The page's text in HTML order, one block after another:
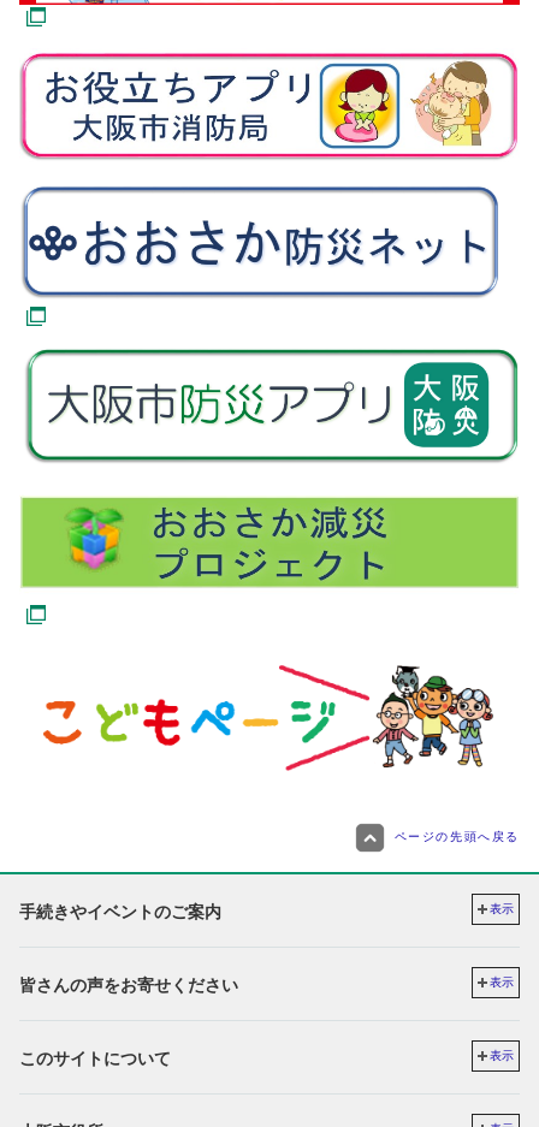
ページの先頭へ戻る
手続きやイベントのご案内 表示
皆さんの声をお寄せください 表示
このサイトについて 表示